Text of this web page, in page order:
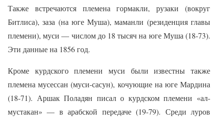
Также встречаются племена гормакли, рузаки (вокруг
Битлиса), заза (на юге Муша), маманли (резиденция главы
племени), муси — числом до 18 тысяч на юге Муша (18-73).
Эти данные на 1856 год.
Кроме курдского племени муси были известны также
племена мусессан (муси-сасун), кочующие на юге Мардина
(18-71). Аршак Поладян писал о курдском племени «ал-
мустакан» — в арабской передаче (19-79). Среди луров